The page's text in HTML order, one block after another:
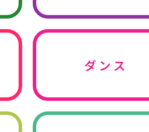
ダ ン ス